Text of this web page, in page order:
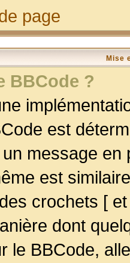
page
Mise
BBCode ?
est
message
est
crochets [
dont
le BBCode,